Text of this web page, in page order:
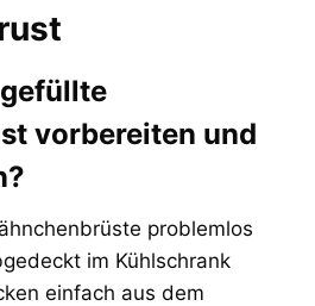
vorbereiten und
problemlos
im Kühlschrank
einfach aus dem